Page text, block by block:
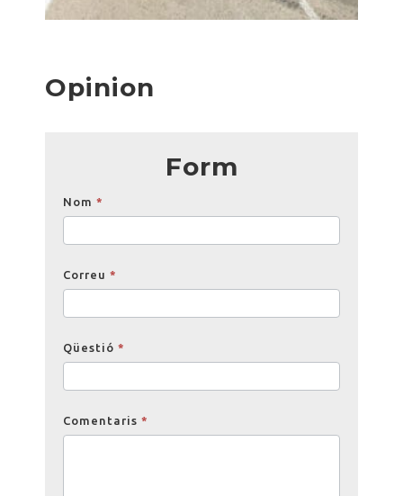
Opinion
Form
Opinions
Nom *
Correu *
Qüestió *
Comentaris *